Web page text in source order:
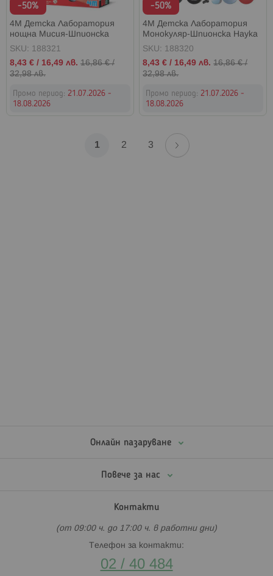
-50%
4M Детска Лаборатория
нощна Мисия-Шпионска
Наука
SKU: 188321
Промо
цена
8,43 € / 16,49 лв. 16,86 €/
32,98 лв.
Промо период: 21.07.2026 -
18.08.2026
-50%
4M Детска Лаборатория
Монокуляр-Шпионска Наука
SKU: 188320
Промо
цена
8,43 € / 16,49 лв. 16,86 €/
32,98 лв.
Промо период:21.07.2026 -
18.08.2026
Страница
В
1 Страница
2 Страница
3
Страница
Напред
Онлайн пазаруване
Повече за нас
Контакти
(от 09:00 ч. до 17:00 ч. в работни дни)
Телефон за контакти:
02 / 40 484